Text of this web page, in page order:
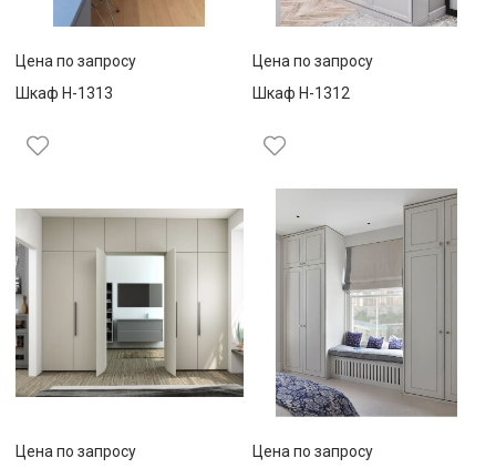
Цена по запросу
Шкаф Н-1313
Цена по запросу
Шкаф Н-1312
Цена по запросу
Цена по запросу